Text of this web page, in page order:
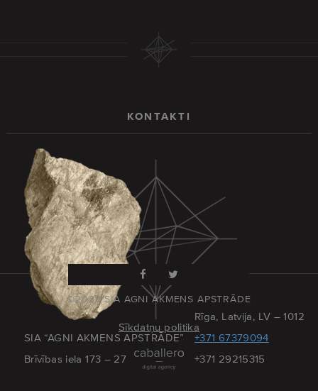
KONTAKTI
SIA “AGNI AKMENS APSTRĀDE”
Brīvības iela 173 – 27
Rīga, Latvija, LV – 1012
+371 67379094
+371 29215315
©2026 SIA AGNI AKMENS APSTRĀDE
Sīkdatņu politika